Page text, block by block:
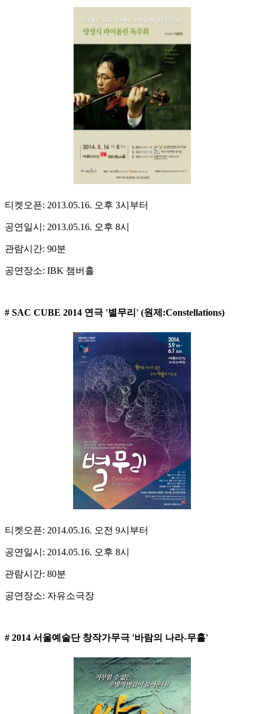
티켓오픈: 2013.05.16. 오후 3시부터
공연일시: 2013.05.16. 오후 8시
관람시간: 90분
공연장소: IBK 챔버홀
# SAC CUBE 2014 연극 '별무리' (원제:Constellations)
티켓오픈: 2014.05.16. 오전 9시부터
공연일시: 2014.05.16. 오후 8시
관람시간: 80분
공연장소: 자유소극장
# 2014 서울예술단 창작가무극 '바람의 나라-무휼'